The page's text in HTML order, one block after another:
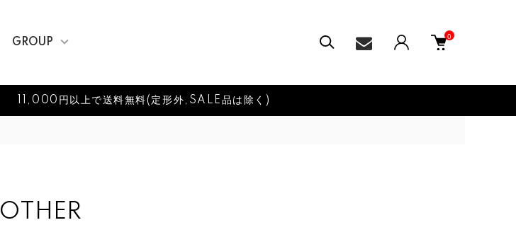
GROUP
0
11,000円以上で送料無料(定形外,SALE品は除く)
OTHER